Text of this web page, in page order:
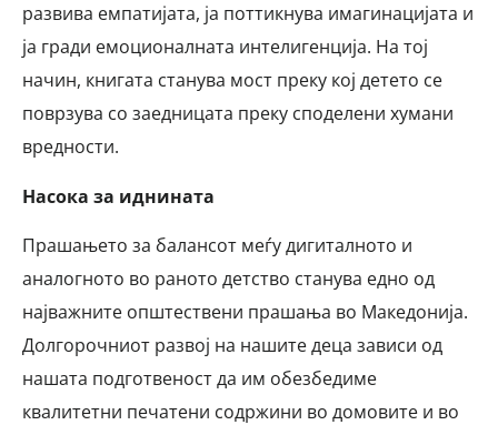
развива емпатијата, ја поттикнува имагинацијата и
ја гради емоционалната интелигенција. На тој
начин, книгата станува мост преку кој детето се
поврзува со заедницата преку споделени хумани
вредности.
Насока за иднината
Прашањето за балансот меѓу дигиталното и
аналогното во раното детство станува едно од
најважните општествени прашања во Македонија.
Долгорочниот развој на нашите деца зависи од
нашата подготвеност да им обезбедиме
квалитетни печатени содржини во домовите и во